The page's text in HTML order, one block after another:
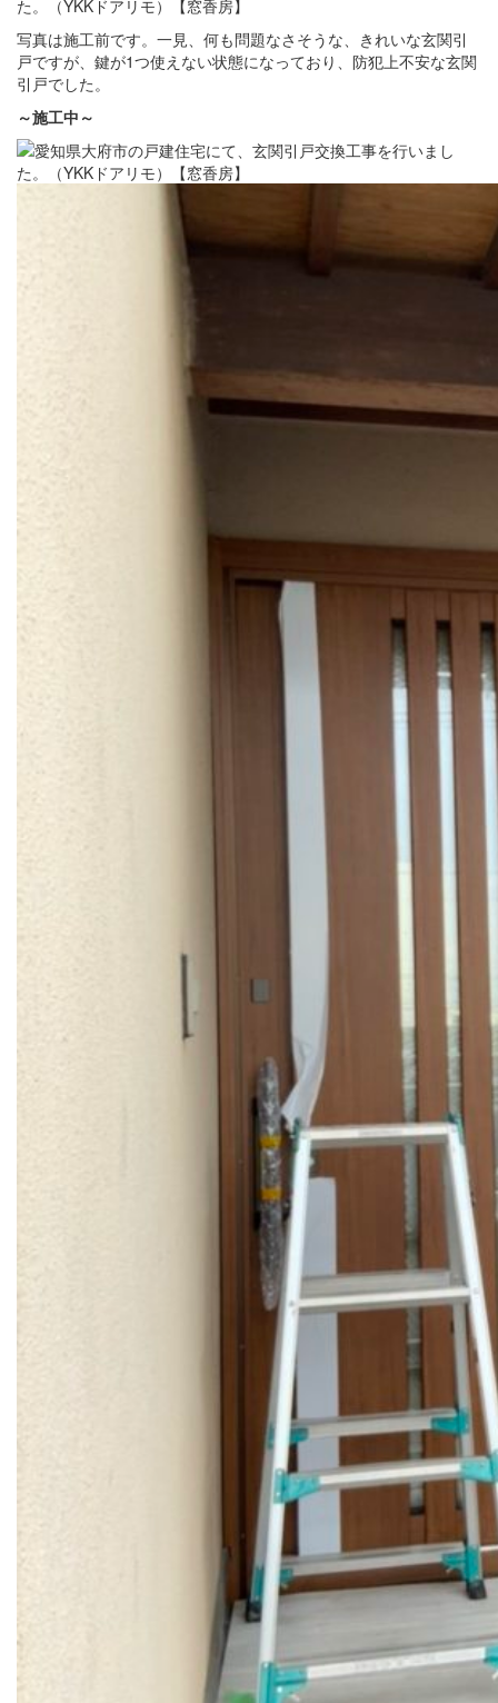
写真は施工前です。一見、何も問題なさそうな、きれいな玄関引
戸ですが、鍵が1つ使えない状態になっており、防犯上不安な玄関
引戸でした。
～施工中～